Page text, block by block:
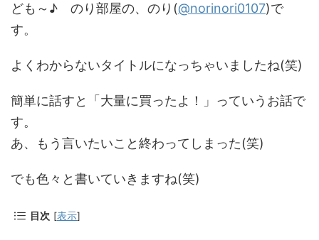
ども～♪ のり部屋の、のり(@norinori0107)で
す。
よくわからないタイトルになっちゃいましたね(笑)
簡単に話すと「大量に買ったよ！」っていうお話で
す。
あ、もう言いたいこと終わってしまった(笑)
でも色々と書いていきますね(笑)
目次 [表示]